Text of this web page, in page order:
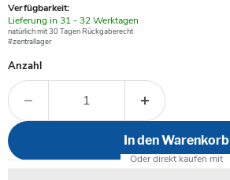
Verfügbarkeit:
Verfügbar
-
Lieferung in 31 - 32 Werktagen
natürlich mit 30 Tagen Rückgaberecht
#zentrallager
Anzahl
In den Warenkorb